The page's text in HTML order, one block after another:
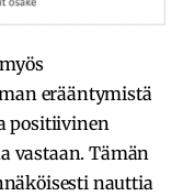
erääntymistä
positiivinen
vastaan. Tämän
nauttia